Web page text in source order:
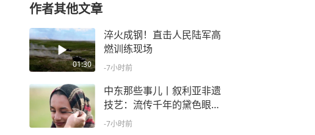
作者其他文章
01:30
淬火成钢！直击人民陆军高
燃训练现场
-7小时前
中东那些事儿丨叙利亚非遗
技艺：流传千年的黛色眼影
研磨记
-7小时前